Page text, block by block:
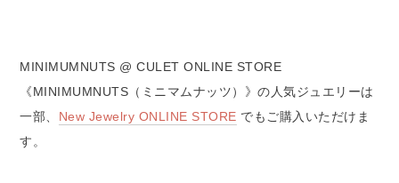
MINIMUMNUTS @ CULET ONLINE STORE
《MINIMUMNUTS（ミニマムナッツ）》の人気ジュエリーは
一部、 New Jewelry ONLINE STORE でもご購入いただけま
す。